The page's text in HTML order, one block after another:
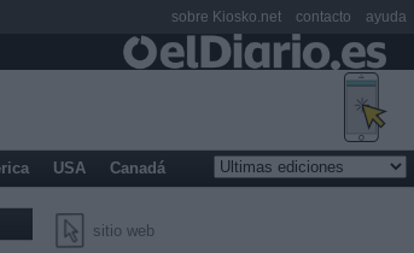
USA Canadá
sitio web
sobre Kiosko.net contacto ayuda